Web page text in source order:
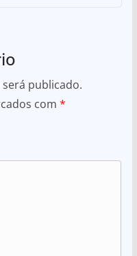
publicado.
com *